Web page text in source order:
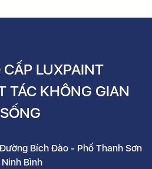
LUXPAINT
TÁC KHÔNG GIAN
SỐNG
Bích Đào - Phố Thanh Sơn
Bình